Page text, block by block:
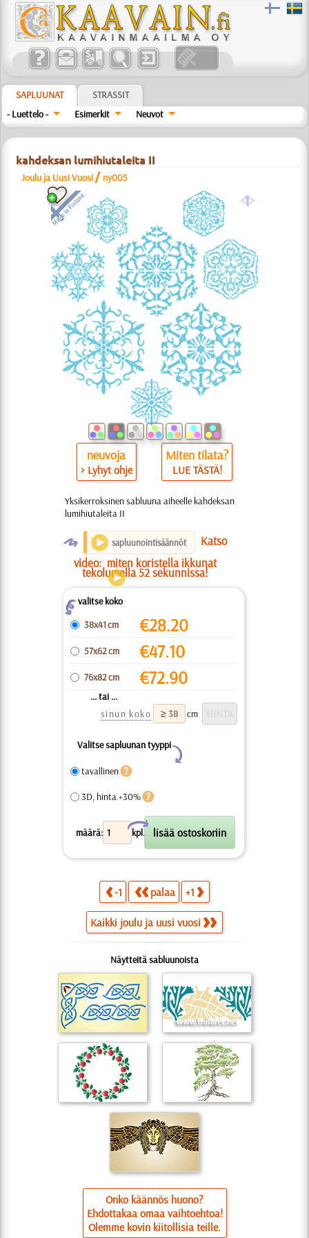
SAPLUUNAT
STRASSIT
- Luettelo -
Esimerkit Neuvot
kahdeksan lumihiutaleita II
Joulu ja Uusi Vuosi / ny005
a
neuvoja
> Lyhyt ohje
Miten tilata?
LUE TÄSTÄ!
Yksikerroksinen sabluuna aiheelle kahdeksan
lumihiutaleita II
O sapluunointisäännöt
Katso
video: miten koristella ikkunat
tekolumella 52 sekunnissa!
Zvalitse koko
38x41 cm
€28.20
57x62 cm €47.10
76x82 cm €72.90
... tai ...
sinun koko
cm
Valitse sapluunan tyyppi
Y
tavallinen
3D, hinta +30%
määrä: kpl.
X
-1 palaa +1
Kaikki joulu ja uusi vuosi
Näytteitä sabluunoista
Onko käännös huono?
Ehdottakaa omaa vaihtoehtoa!
Olemme kovin kiitollisia teille.